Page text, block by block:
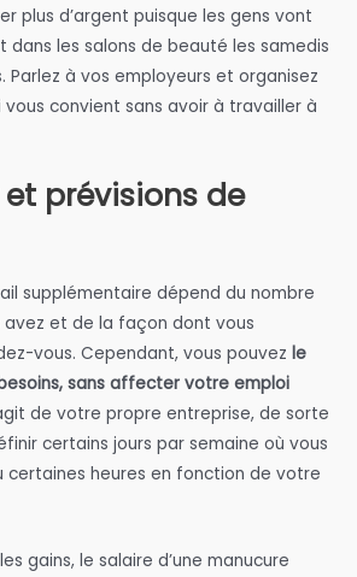
plus d’argent puisque les gens vont
dans les salons de beauté les samedis
Parlez à vos employeurs et organisez
vous convient sans avoir à travailler à
prévisions de
supplémentaire dépend du nombre
avez et de la façon dont vous
vous. Cependant, vous pouvez le
sans affecter votre emploi
de votre propre entreprise, de sorte
certains jours par semaine où vous
certaines heures en fonction de votre
gains, le salaire d’une manucure